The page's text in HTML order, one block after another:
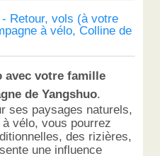
Retour, vols (à votre
à vélo, Colline de
avec votre famille
de Yangshuo.
ses paysages naturels,
vélo, vous pourrez
des rizières,
une influence